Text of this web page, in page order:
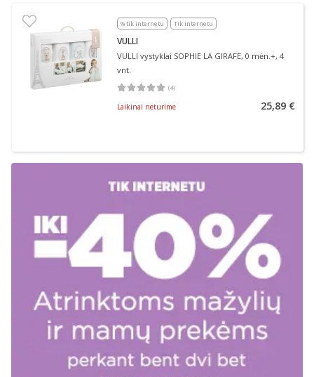
% tik internetu Tik internetu
VULLI
VULLI vystyklai SOPHIE LA GIRAFE, 0 mėn.+, 4
vnt.
(4)
Vidutinis įvertinimas 5.00
Laikinai neturime 25,89 €